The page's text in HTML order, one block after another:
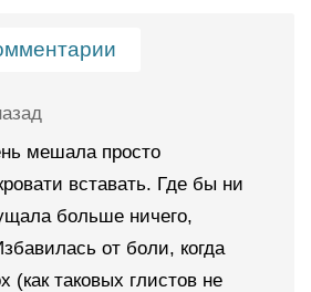
мешала просто
вставать. Где бы ни
больше ничего,
от боли, когда
(как таковых глистов не